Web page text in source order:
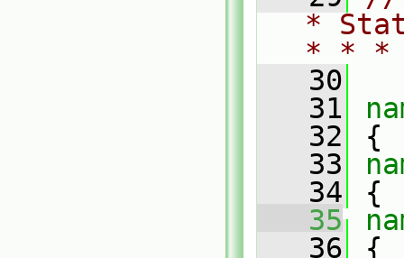
*
* *
   30
   31
   32
{
   33
   34
{
   35
   36
{